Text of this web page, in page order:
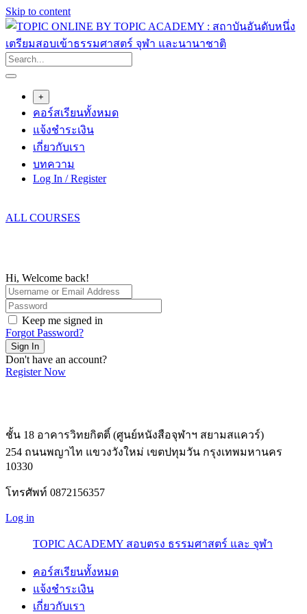
Skip to content
+
คอร์สเรียนทั้งหมด
แจ้งชำระเงิน
เกี่ยวกับเรา
บทความ
Log In / Register
ALL COURSES
Hi, Welcome back!
Keep me signed in
Forgot Password?
Sign In
Don't have an account?
Register Now
ชั้น 18 อาคารวิทยกิตติ์ (ศูนย์หนังสือจุฬาฯ สยามสแควร์)
254 ถนนพญาไท แขวงวังใหม่ เขตปทุมวัน กรุงเทพมหานคร
10330
โทรศัพท์ 0872156357
Log in
TOPIC ACADEMY สอบตรง ธรรมศาสตร์ และ จุฬา
คอร์สเรียนทั้งหมด
แจ้งชำระเงิน
เกี่ยวกับเรา